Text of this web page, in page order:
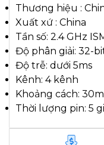
Thương hiệu :
Xuất xứ : China
Tần số: 2.4 GHz
Độ phân giải: 32-
Độ trễ: dưới 5ms
Kênh: 4 kênh
Khoảng cách: 30m
Thời lượng pin: 5